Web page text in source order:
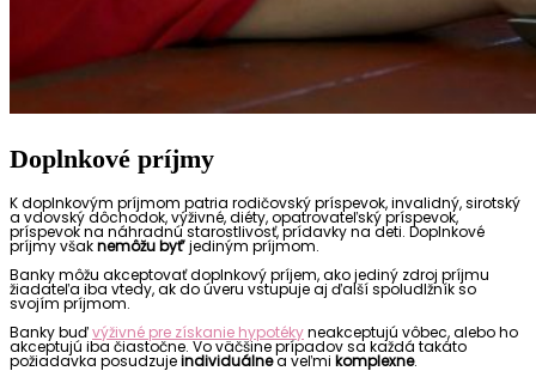
Doplnkové príjmy
K doplnkovým príjmom patria rodičovský príspevok, invalidný, sirotský
a vdovský dôchodok, výživné, diéty, opatrovateľský príspevok,
príspevok na náhradnú starostlivosť, prídavky na deti. Doplnkové
príjmy všaknemôžu byť’jediným príjmom.
Banky môžu akceptovať doplnkový príjem, ako jediný zdroj príjmu
žiadateľa iba vtedy, ak do úveru vstupuje aj ďalší spoludlžník so
svojím príjmom.
Banky buďvýživné pre získanie hypotékyneakceptujú vôbec, alebo ho
akceptujú iba čiastočne. Vo väčšine prípadov sa každá takáto
požiadavka posudzujeindividuálnea veľmi komplexne.